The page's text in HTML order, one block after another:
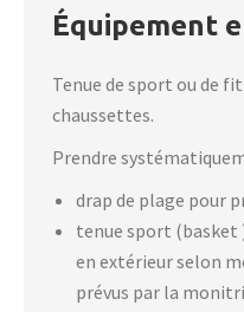
Équipement
Tenue de sport ou de
chaussettes.
Prendre
drap de plage pour
tenue sport (basket
en extérieur selon
prévus par la